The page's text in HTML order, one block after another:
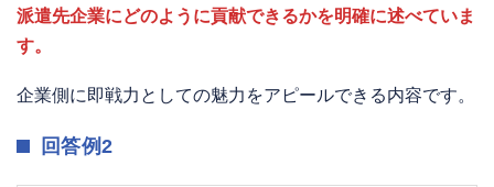
派遣先企業にどのように貢献できるかを明確に述べていま
す。
企業側に即戦力としての魅力をアピールできる内容です。
回答例2